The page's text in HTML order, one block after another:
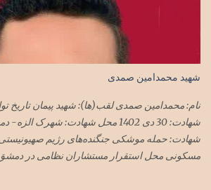
شهید محمدامین صمدی
شهادت: 30 دی 1402 محل شهادت: شهرک
شهادت: حمله موشکی جنگنده‌های رژیم
مسکونی محل استقرار مستشاران نظامی در دمشق